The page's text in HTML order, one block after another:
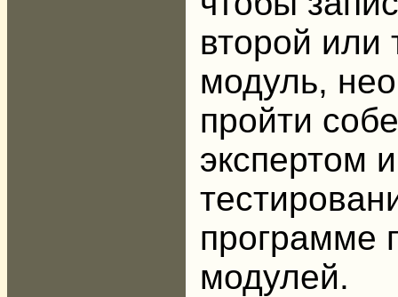
второй или
модуль,
пройти
экспертом и
программе
модулей.